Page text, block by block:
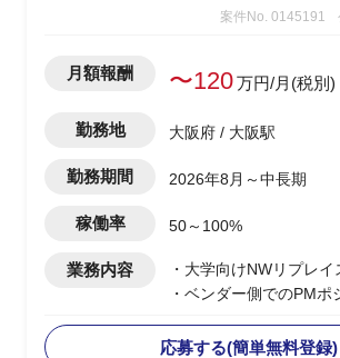
案件No. 0145191
月額報酬 〜120万円/月(税別)
勤務地 大阪府 / 大阪駅
勤務期間 2026年8月～中長期
稼働率 50～100%
業務内容
・大学向けNWリプレ
・ベンダー側でのPMポ
係者調整
応募する(簡単無料登録)